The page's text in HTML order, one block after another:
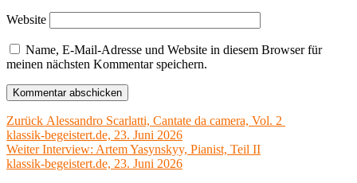
Website
Name, E-Mail-Adresse und Website in diesem Browser für
meinen nächsten Kommentar speichern.
Beitragsnavigation
Zurück Vorheriger
Beitrag:
Alessandro Scarlatti, Cantate da camera, Vol. 2
klassik-begeistert.de, 23. Juni 2026
Weiter Nächster
Beitrag:
Interview: Artem Yasynskyy, Pianist, Teil II
klassik-begeistert.de, 23. Juni 2026